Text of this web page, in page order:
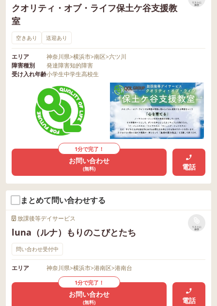
クオリティ・オブ・ライフ保土ケ谷支援教
室
リストに
保存
空きあり 送迎あり
エリア 神奈川県>横浜市>南区>六ツ川
障害種別
発達障害知的障害
受け入れ年齢小学生中学生高校生
1分で完了！
お問い合わせ
(無料) 電話
まとめて問い合わせする
放課後等デイサービス
luna（ルナ）もりのこびとたち
リストに
保存
問い合わせ受付中
エリア 神奈川県>横浜市>港南区>港南台
1分で完了！
お問い合わせ
(無料) 電話